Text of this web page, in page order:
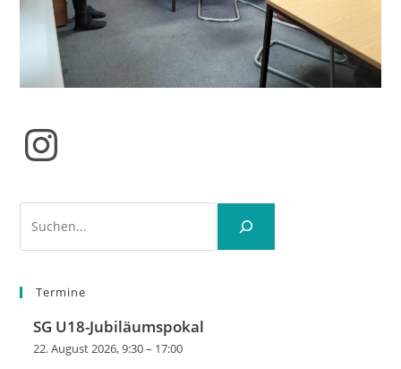
Instagram
Termine
SG U18-Jubiläumspokal
22. August 2026, 9:30– 17:00